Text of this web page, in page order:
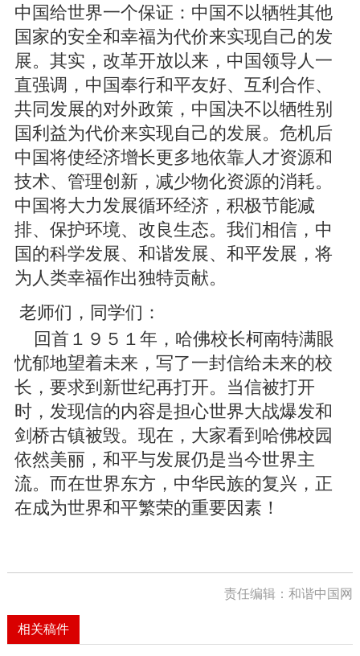
中国给世界一个保证：中国不以牺牲其他
国家的安全和幸福为代价来实现自己的发
展。其实，改革开放以来，中国领导人一
直强调，中国奉行和平友好、互利合作、
共同发展的对外政策，中国决不以牺牲别
国利益为代价来实现自己的发展。危机后
中国将使经济增长更多地依靠人才资源和
技术、管理创新，减少物化资源的消耗。
中国将大力发展循环经济，积极节能减
排、保护环境、改良生态。我们相信，中
国的科学发展、和谐发展、和平发展，将
为人类幸福作出独特贡献。
老师们，同学们：
回首１９５１年，哈佛校长柯南特满眼
忧郁地望着未来，写了一封信给未来的校
长，要求到新世纪再打开。当信被打开
时，发现信的内容是担心世界大战爆发和
剑桥古镇被毁。现在，大家看到哈佛校园
依然美丽，和平与发展仍是当今世界主
流。而在世界东方，中华民族的复兴，正
在成为世界和平繁荣的重要因素！
责任编辑：和谐中国网
相关稿件